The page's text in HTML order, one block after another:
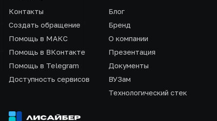
Контакты
Создать обращение
Помощь в МАКС
Помощь в ВКонтакте
Помощь в Telegram
Доступность сервисов
Блог
Бренд
О компании
Презентация
Документы
ВУЗам
Технологический стек